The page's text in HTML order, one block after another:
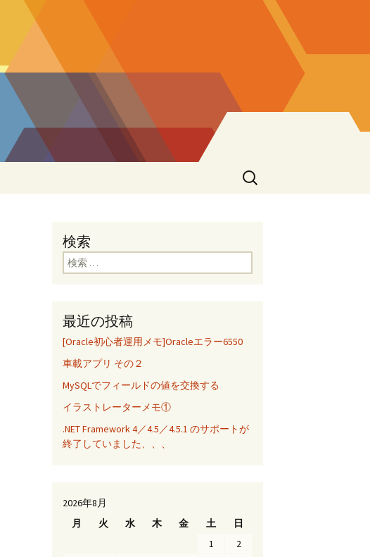
検
検索
検索:
最近の投稿
[Oracle初心者運用メモ]Oracleエラー6550
車載アプリ その２
MySQLでフィールドの値を交換する
イラストレーターメモ①
.NET Framework 4／4.5／4.5.1 のサポートが
終了していました、、、
2026年8月
月
火 水 木 金 土 日
1
2